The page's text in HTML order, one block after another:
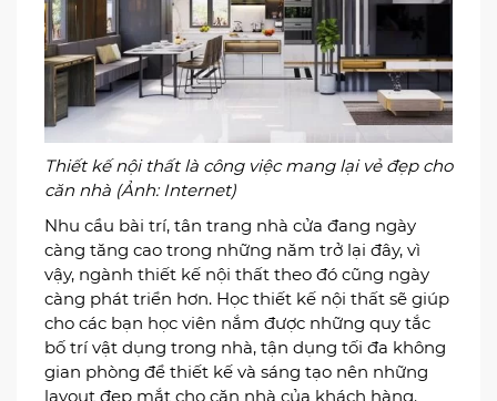
Sau khi tốt nghiệp, các bạn học viên có thể làm
việc trong các nhà máy điện hoặc trong các công
trình xây dựng.
Thiết kế nội thất